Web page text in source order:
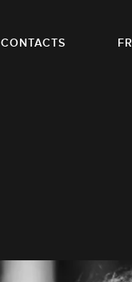
CONTACTS FR